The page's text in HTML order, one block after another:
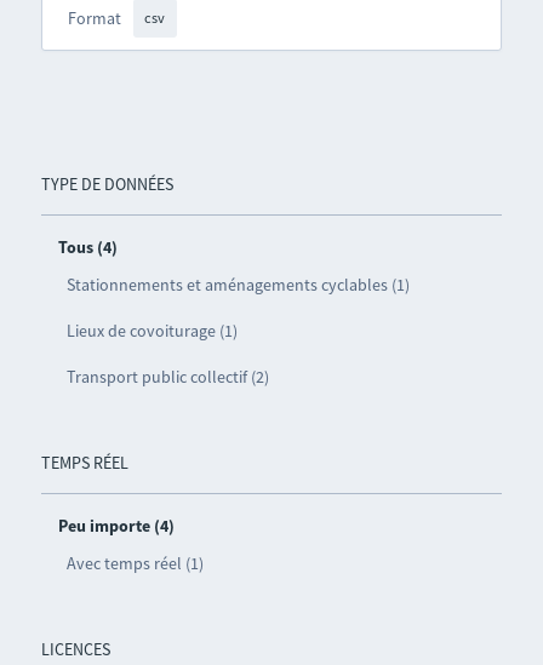
TYPE DE DONNÉES
Tous (4)
Stationnements et aménagements cyclables (1)
Lieux de covoiturage (1)
Transport public collectif (2)
TEMPS RÉEL
Peu importe (4)
Avec temps réel (1)
LICENCES
Format csv